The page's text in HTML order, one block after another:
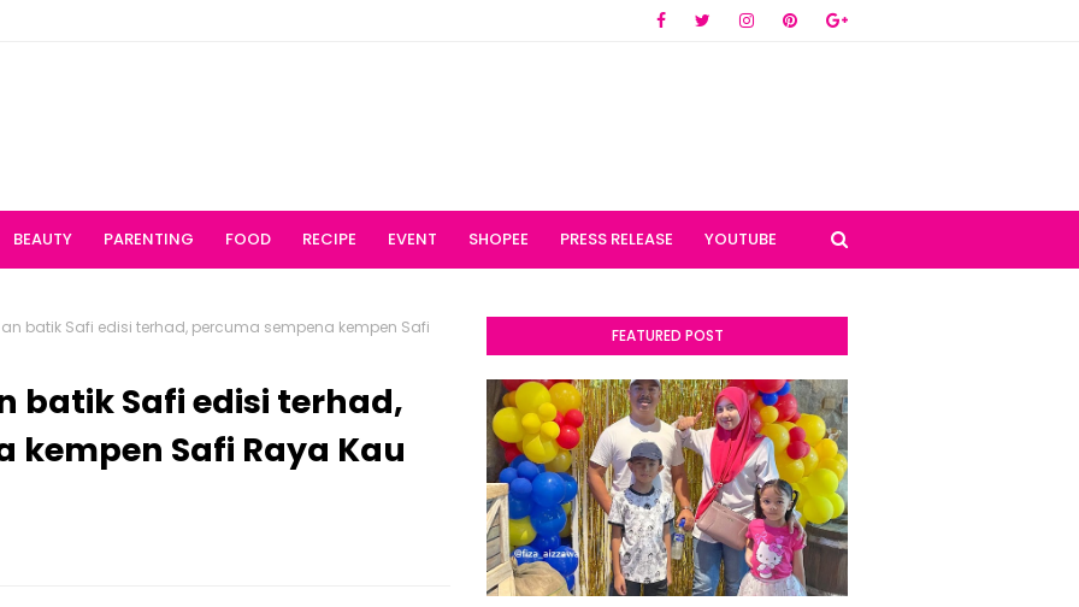
BEAUTY PARENTING FOOD RECIPE EVENT SHOPEE PRESS RELEASE YOUTUBE
batik Safi edisi terhad, percuma sempena kempen Safi
batik Safi edisi terhad,
kempen Safi Raya Kau
FEATURED POST